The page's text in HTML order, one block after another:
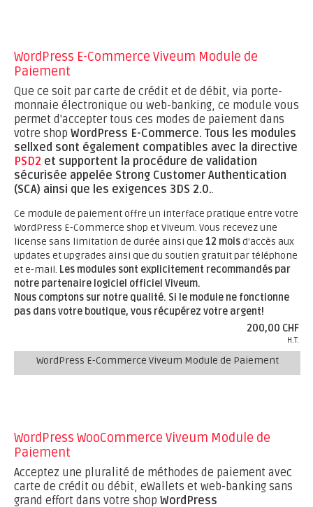
WordPress E-Commerce Viveum Module de
Paiement
Que ce soit par carte de crédit et de débit, via porte-
monnaie électronique ou web-banking, ce module vous
permet d'accepter tous ces modes de paiement dans
votre shop WordPress E-Commerce. Tous les modules
sellxed sont également compatibles avec la directive
PSD2 et supportent la procédure de validation
sécurisée appelée Strong Customer Authentication
(SCA) ainsi que les exigences 3DS 2.0..
Ce module de paiement offre un interface pratique entre votre
WordPress E-Commerce shop et Viveum. Vous recevez une
license sans limitation de durée ainsi que 12 moisd'accès aux
updates et upgrades ainsi que du soutien gratuit par téléphone
et e-mail. Les modules sont explicitement recommandés par
notre partenaire logiciel officiel Viveum.
Nous comptons sur notre qualité. Si le module ne fonctionne
pas dans votre boutique, vous récupérez votre argent!
200,00 CHF
H.T.
WordPress E-Commerce Viveum Module de Paiement
WordPress WooCommerce Viveum Module de
Paiement
Acceptez une pluralité de méthodes de paiement avec
carte de crédit ou débit, eWallets et web-banking sans
grand effort dans votre shop WordPress